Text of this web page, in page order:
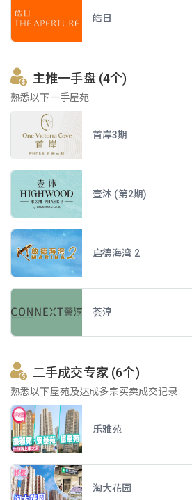
皓日
主推一手盘 (4个)
熟悉以下一手屋苑
首岸3期
壹沐 (第2期)
启德海湾 2
荟淳
二手成交专家 (6个)
熟悉以下屋苑及达成多宗买卖成交记录
乐雅苑
淘大花园